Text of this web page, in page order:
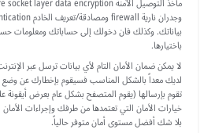
بياناتك. وكذلك فان دخولك إلى حساباتك ومعلومات
باختيارها.
لا يمكن ضمان الأمان التام لأي بيانات ترسل عبر
لديك معداً بالشكل المناسب فسيقوم بإخطارك عن وضع
تقوم بإرسالها (يقوم المتصفح بشكل عام بعرض
خيارات الأمان التي تعتمدها من طرفك وإجراءات
بلا شك أفضل مستوى أمان متوفر حالياً.